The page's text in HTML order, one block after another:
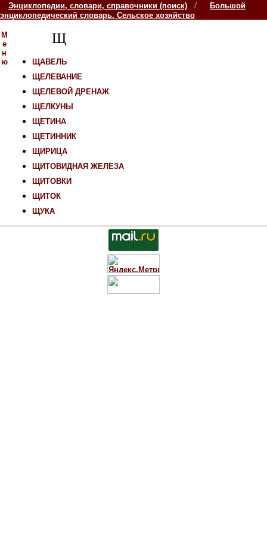
Энциклопедии, словари, справочники (поиск) /
Большой
энциклопедический словарь. Сельское хозяйство
М
е
н
ю
Щ
ЩАВЕЛЬ
ЩЕЛЕВАНИЕ
ЩЕЛЕВОЙ ДРЕНАЖ
ЩЕЛКУНЫ
ЩЕТИНА
ЩЕТИННИК
ЩИРИЦА
ЩИТОВИДНАЯ ЖЕЛЕЗА
ЩИТОВКИ
ЩИТОК
ЩУКА